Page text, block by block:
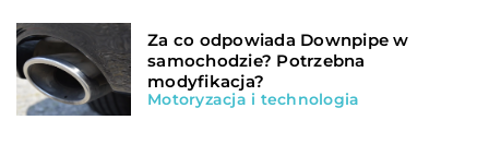
Za co odpowiada Downpipe w
samochodzie? Potrzebna
modyfikacja?
Motoryzacja i technologia